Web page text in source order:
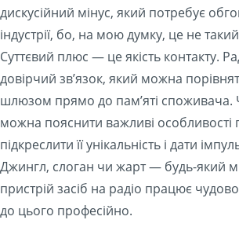
дискусійний мінус, який потребує
індустрії, бо, на мою думку, це не
Суттєвий плюс — це якість контакту.
довірчий зв’язок, який можна
шлюзом прямо до пам’яті споживача.
можна пояснити важливі особливості
підкреслити її унікальність і дати
Джингл, слоган чи жарт — будь-який
пристрій засіб на радіо працює
до цього професійно.